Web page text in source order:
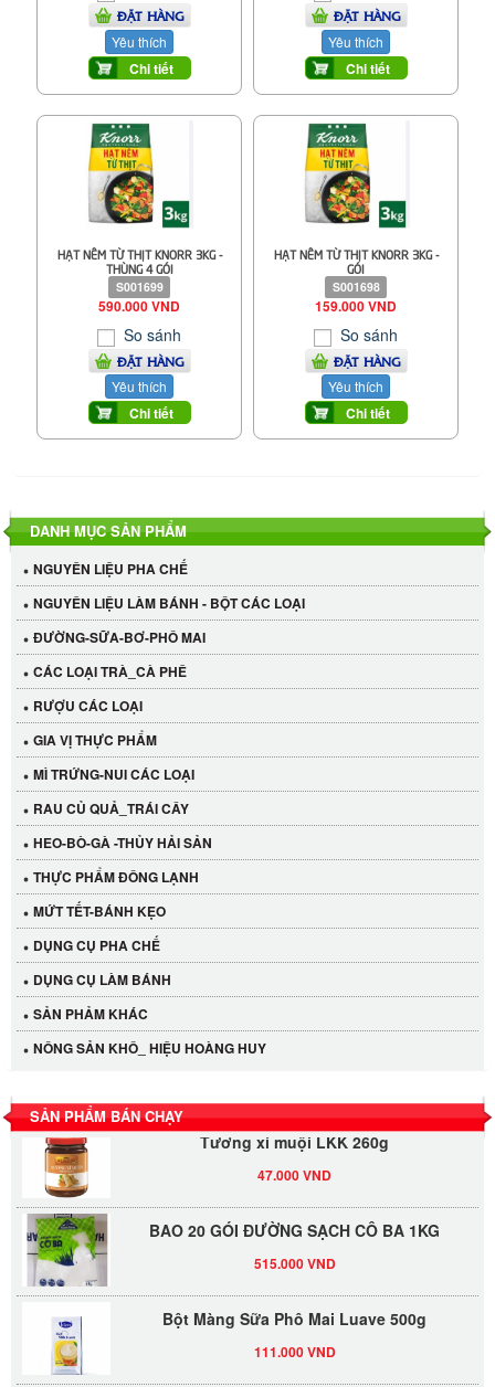
ĐẶT HÀNG
Yêu thích
Chi tiết
ĐẶT HÀNG
Yêu thích
Chi tiết
HẠT NÊM TỪ THỊT KNORR 3KG -
THÙNG 4 GÓI
S001699
590.000 VND
So sánh
ĐẶT HÀNG
Yêu thích
Chi tiết
HẠT NÊM TỪ THỊT KNORR 3KG -
GÓI
S001698
159.000 VND
So sánh
ĐẶT HÀNG
Yêu thích
Chi tiết
DANH MỤC SẢN PHẨM
NGUYÊN LIỆU PHA CHẾ
NGUYÊN LIỆU LÀM BÁNH - BỘT CÁC LOẠI
ĐƯỜNG-SỮA-BƠ-PHÔ MAI
CÁC LOẠI TRÀ_CÀ PHÊ
RƯỢU CÁC LOẠI
GIA VỊ THỰC PHẨM
MÌ TRỨNG-NUI CÁC LOẠI
RAU CỦ QUẢ_TRÁI CÂY
HEO-BÒ-GÀ -THỦY HẢI SẢN
THỰC PHẨM ĐÔNG LẠNH
MỨT TẾT-BÁNH KẸO
DỤNG CỤ PHA CHẾ
DỤNG CỤ LÀM BÁNH
SẢN PHẢM KHÁC
NÔNG SẢN KHÔ_ HIỆU HOÀNG HUY
SẢN PHẨM BÁN CHẠY
LỐC 12 HỦ Tương xí muội LKK 260g
Tương xí muội LKK 260g
47.000 VND
BAO 20 GÓI ĐƯỜNG SẠCH CÔ BA 1KG
515.000 VND
Bột Màng Sữa Phô Mai Luave 500g
111.000 VND